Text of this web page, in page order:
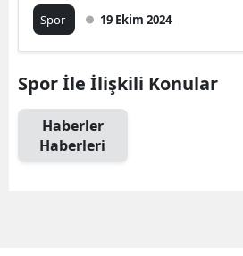
Spor 19 Ekim 2024
Spor İle İlişkili Konular
Haberler
Haberleri